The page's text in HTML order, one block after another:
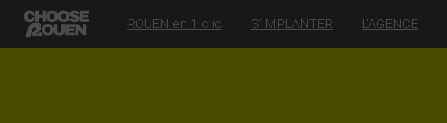
ROUEN en 1 clic S'IMPLANTER L'AGENCE